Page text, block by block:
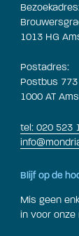
1013 HG
Postadres:
Postbus 773
1000 AT
tel: 020 523
Blijf op de
Mis geen
in voor onze